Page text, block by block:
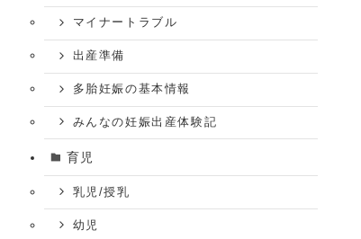
マイナートラブル
出産準備
多胎妊娠の基本情報
みんなの妊娠出産体験記
育児
乳児/授乳
幼児